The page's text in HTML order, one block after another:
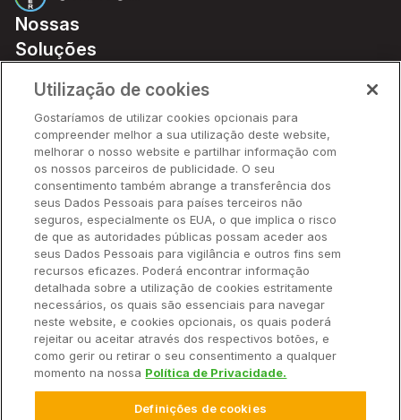
Nossas
Soluções
Parceiros
Hardware
Ajuda Rápida
Recursos
Empresa
Contato
© 2025 Climate LLC. Todos os direitos reservados.
Utilização de cookies
Gostaríamos de utilizar cookies opcionais para
compreender melhor a sua utilização deste website,
melhorar o nosso website e partilhar informação com
os nossos parceiros de publicidade. O seu
consentimento também abrange a transferência dos
seus Dados Pessoais para países terceiros não
seguros, especialmente os EUA, o que implica o risco
de que as autoridades públicas possam aceder aos
seus Dados Pessoais para vigilância e outros fins sem
recursos eficazes. Poderá encontrar informação
detalhada sobre a utilização de cookies estritamente
necessários, os quais são essenciais para navegar
neste website, e cookies opcionais, os quais poderá
rejeitar ou aceitar através dos respectivos botões, e
como gerir ou retirar o seu consentimento a qualquer
momento na nossa Política de Privacidade.
Definições de cookies